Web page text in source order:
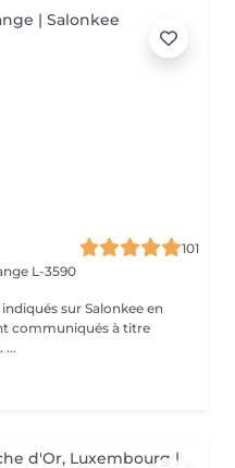
101
L-3590
sur Salonkee en
...